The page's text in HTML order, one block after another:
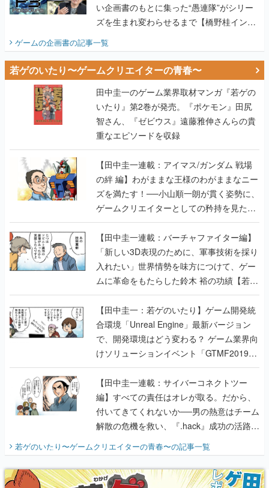
い企画書のもとに集った“愚連隊”がシリー
ズを生まれ変わらせるまで【橋野桂インタ
ゲームの企画書の記事一覧
若ゲのいたり〜ゲームクリエイターの青春〜
田中圭一のゲーム業界取材マンガ『若ゲの
いたり』第2巻が発売。『ポケモン』田尻
智さん、『ゼビウス』遠藤雅伸さんらの貴
重なエピソードを収録
【田中圭一連載：アイマス/ガンダム 戦場
の絆 編】わがままな王様のわがままなニー
ズを満たす！──小山順一朗が貫く姿勢に、
ゲームクリエイターとしての矜持を見た
【若ゲのいたり最終回】
【田中圭一連載：バーチャファイター編】
「新しい3D表現のために、軍事技術を採り
入れたい」世界情勢を味方につけて、ゲー
ムに革命をもたらした鈴木 裕の功績【若ゲ
のいたり】
【田中圭一：若ゲのいたり】ゲーム開発統
合環境「Unreal Engine」最新バージョン
で、開発環境はどう変わる？ ゲーム業界向
けソリューションイベント「GTMF2019」
に行って、より理解を深めよう【PR】
【田中圭一連載：サイバーコネクトツー
編】すべての責任はオレが取る。だから、
付いてきてくれないか──男の熱意はチーム
解散の危機を救い、『.hack』成功の活路を
『少年ジャンプ』色だった【若ゲのいた
り】
若ゲのいたり〜ゲームクリエイターの青春〜の記事一覧